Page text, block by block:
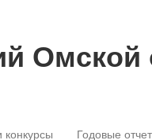
Омской
конкурсы Годовые